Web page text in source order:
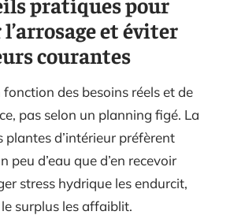
et éviter
courantes
des besoins réels et de
pas selon un planning figé. La
plantes d’intérieur préfèrent
peu d’eau que d’en recevoir
stress hydrique les endurcit,
surplus les affaiblit.